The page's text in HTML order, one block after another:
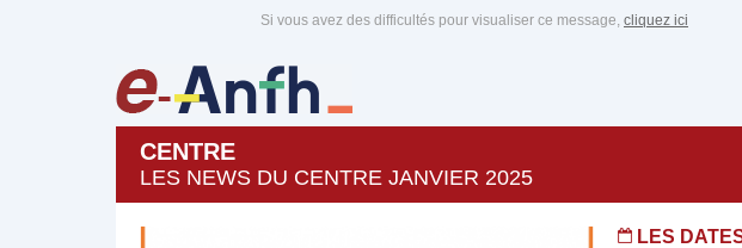
Si vous avez des difficultés pour visualiser ce message, cliquez ici
CENTRE
LES NEWS DU CENTRE JANVIER 2025
LES